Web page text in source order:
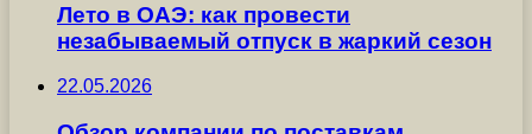
Лето в ОАЭ: как провести
незабываемый отпуск в жаркий сезон
22.05.2026